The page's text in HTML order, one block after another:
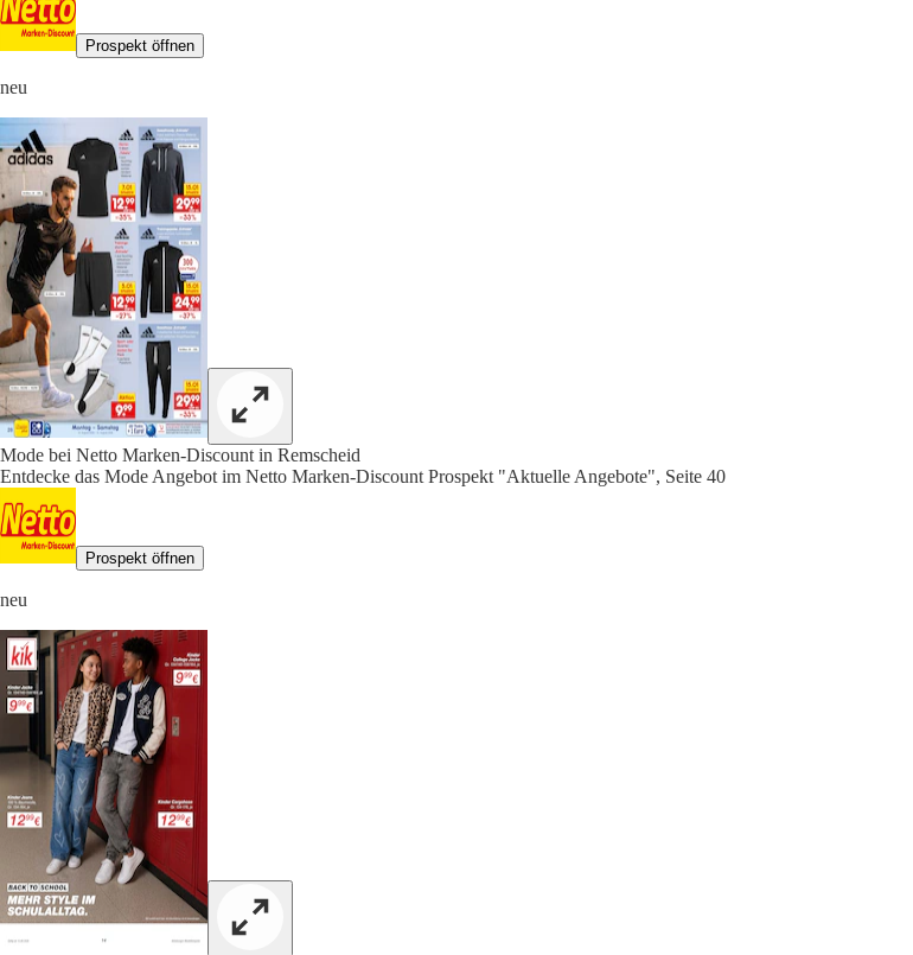
Prospekt öffnen
neu
Mode bei Netto Marken-Discount in Remscheid
Entdecke das Mode Angebot im Netto Marken-Discount Prospekt "Aktuelle Angebote", Seite 40
Prospekt öffnen
neu